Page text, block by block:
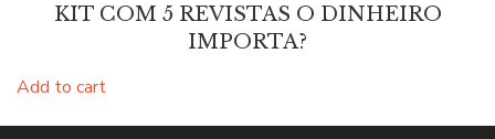
KIT COM 5 REVISTAS O DINHEIRO
IMPORTA?
Add to cart